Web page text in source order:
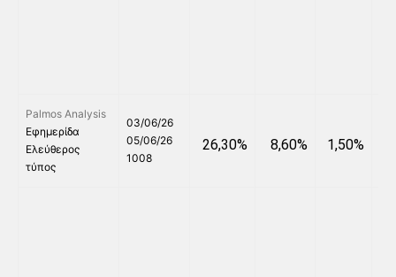
Palmos Analysis
Εφημερίδα
Ελεύθερος
τύπος
03/06/26
05/06/26
1008
26,30% 8,60% 1,50%